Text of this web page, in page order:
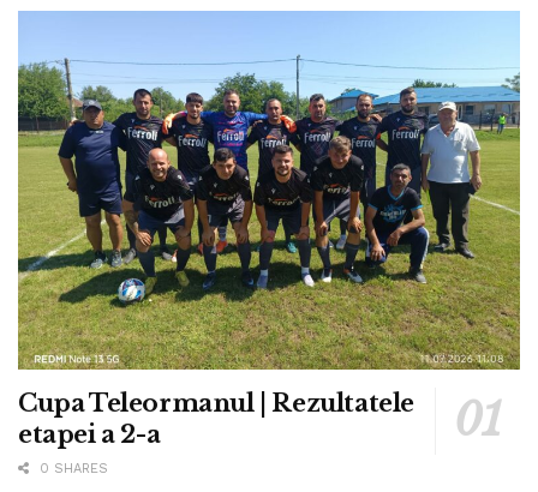
Cupa Teleormanul | Rezultatele
etapei a 2-a
0 SHARES